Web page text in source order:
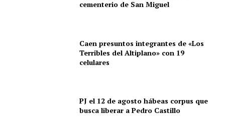
cementerio de San Miguel
Caen presuntos integrantes de «Los
Terribles del Altiplano» con 19
celulares
PJ el 12 de agosto hábeas corpus que
busca liberar a Pedro Castillo